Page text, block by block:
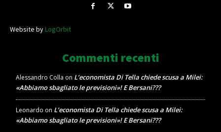
Website byLogOrbit
Commenti recenti
Alessandro Colla on L’economista Di Tella chiede scusa a Milei:
«Abbiamo sbagliato le previsioni»! E Bersani???
Leonardo on L’economista Di Tella chiede scusa a Milei:
«Abbiamo sbagliato le previsioni»! E Bersani???